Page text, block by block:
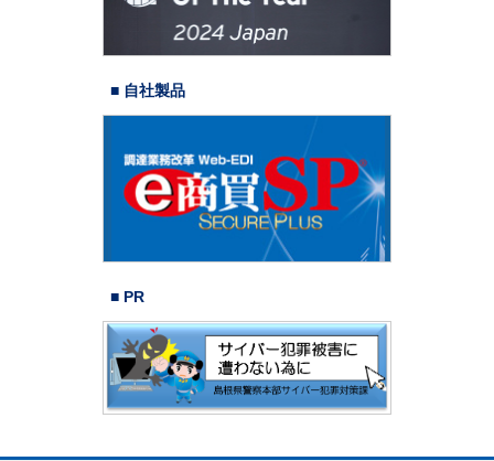
■ 自社製品
■ PR